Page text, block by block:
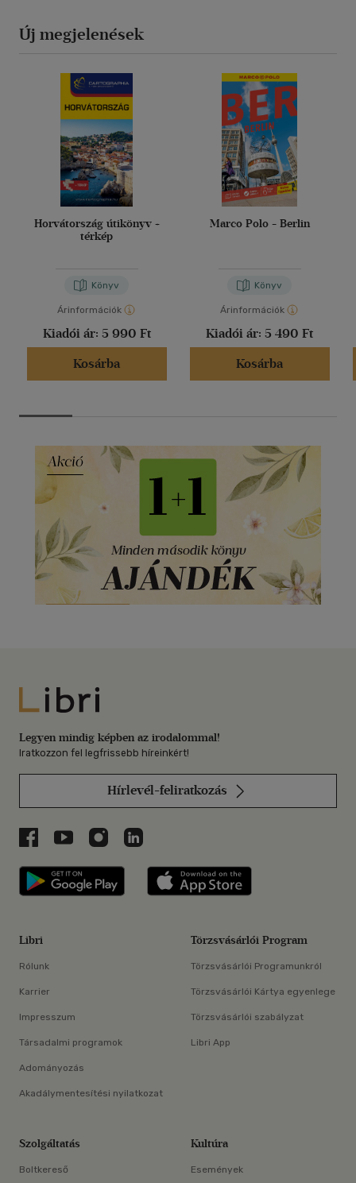
Új megjelenések
Horvátország útikönyv +
térkép
Könyv
Árinformációk
Kiadói ár: 5 990 Ft
Kosárba
Marco Polo - Berlin
Könyv
Árinformációk
Kiadói ár: 5 490 Ft
Kosárba
Libri
Legyen mindig képben az irodalommal!
Iratkozzon fel legfrissebb híreinkért!
Hírlevél-feliratkozás
Libri a Facebookon
Libri a Youtube-on
Libri az Instagramon
Libri a LinkedInen
Libri applikáció Szerezd meg: Google
Libri
Rólunk
Karrier
Impresszum
Társadalmi programok
Adományozás
Akadálymentesítési nyilatkozat
Törzsvásárlói Program
Törzsvásárlói Programunkról
Törzsvásárlói Kártya egyenlege
Törzsvásárlói szabályzat
Libri App
Szolgáltatás
Boltkereső
Kultúra
Események